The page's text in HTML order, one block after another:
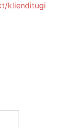
klienditugi